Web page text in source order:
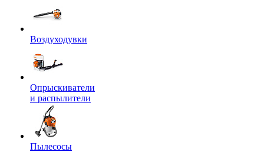
Воздуходувки
Опрыскиватели
и распылители
Пылесосы